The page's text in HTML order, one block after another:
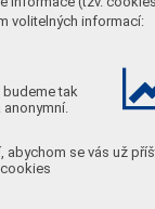
volitelných informací:
budeme tak
abychom se vás už
mládeže do procesu participace podle vzrůstajícího věku